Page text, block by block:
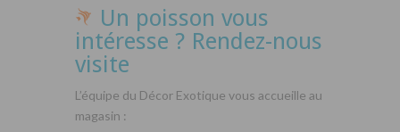
Un poisson vous
intéresse ? Rendez-nous
visite
L’équipe du Décor Exotique vous accueille au
magasin :